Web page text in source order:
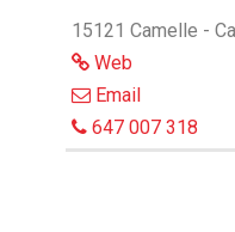
15121 Camelle -
Web
Email
647 007 318